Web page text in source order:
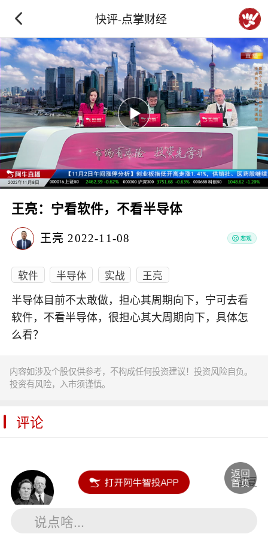
快评-点掌财经
王亮：宁看软件，不看半导体
王亮 2022-11-08
软件 半导体 实战 王亮
半导体目前不太敢做，担心其周期向下，宁可去看
软件，不看半导体，很担心其大周期向下，具体怎
么看？
内容如涉及个股仅供参考，不构成任何投资建议！投资风险自负。
投资有风险，入市须谨慎。
评论
红运扇 回复
软件是
说点啥...